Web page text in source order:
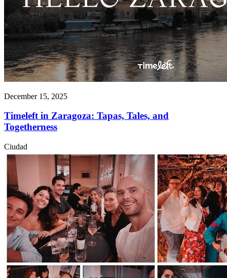
December 15, 2025
Timeleft in Zaragoza: Tapas, Tales, and
Togetherness
Ciudad